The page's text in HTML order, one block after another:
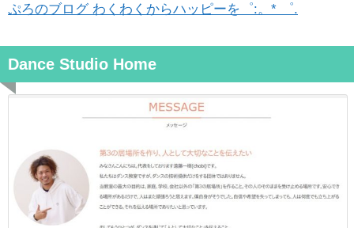
ぷろのブログ わくわくからハッピーを゜:。* ゜.
Dance Studio Home